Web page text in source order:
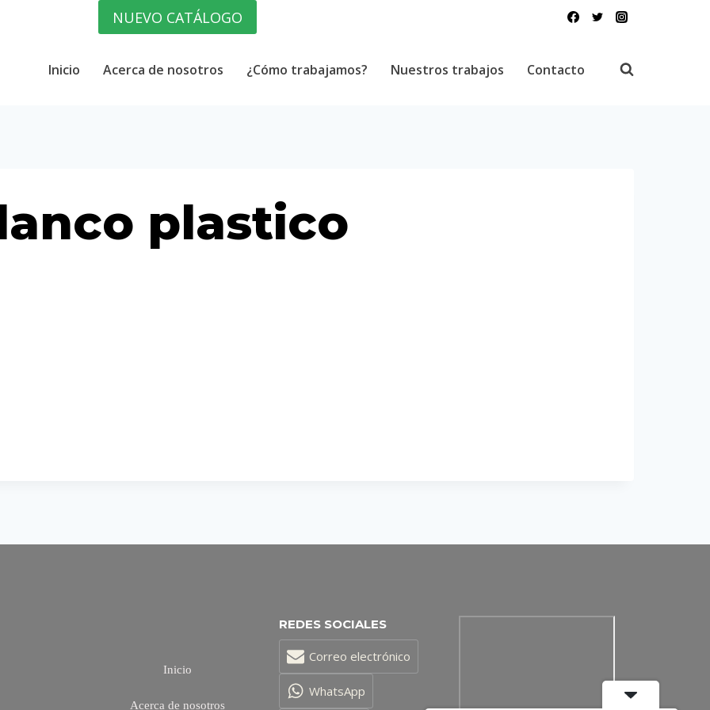
NUEVO CATÁLOGO
Inicio Acerca de nosotros ¿Cómo trabajamos? Nuestros trabajos Contacto
plastico
Inicio
Acerca de nosotros
REDES SOCIALES
Correo electrónico
WhatsApp